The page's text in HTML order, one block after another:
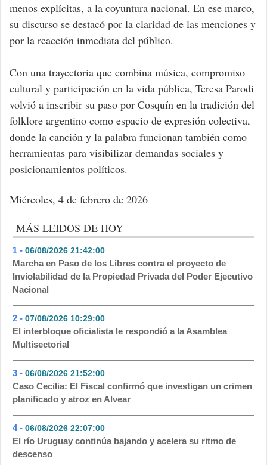
menos explícitas, a la coyuntura nacional. En ese marco,
su discurso se destacó por la claridad de las menciones y
por la reacción inmediata del público.
Con una trayectoria que combina música, compromiso
cultural y participación en la vida pública, Teresa Parodi
volvió a inscribir su paso por Cosquín en la tradición del
folklore argentino como espacio de expresión colectiva,
donde la canción y la palabra funcionan también como
herramientas para visibilizar demandas sociales y
posicionamientos políticos.
Miércoles, 4 de febrero de 2026
MÁS LEIDOS DE HOY
1 - 06/08/2026 21:42:00
Marcha en Paso de los Libres contra el proyecto de
Inviolabilidad de la Propiedad Privada del Poder Ejecutivo
Nacional
2 - 07/08/2026 10:29:00
El interbloque oficialista le respondió a la Asamblea
Multisectorial
3 - 06/08/2026 21:52:00
Caso Cecilia: El Fiscal confirmó que investigan un crimen
planificado y atroz en Alvear
4 - 06/08/2026 22:07:00
El río Uruguay continúa bajando y acelera su ritmo de
descenso